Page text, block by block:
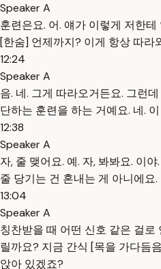
Speaker A
훈련은요. 어. 얘가 이렇게 저한
[한숨] 언제까지? 이게 항상 따라
12:24
Speaker A
음. 네. 그게 따라오거든요. 그런
단하는 훈련을 하는 거예요. 네.
12:38
Speaker A
자, 줄 맺어요. 예. 자, 봐봐요. 이
줄 당기는 건 혼내는 게 아니에요.
13:04
Speaker A
칭찬받을 때 어떤 신호 같은 걸
릴까요? 지금 간식 [목을 가다듬
앉아 있겠죠?